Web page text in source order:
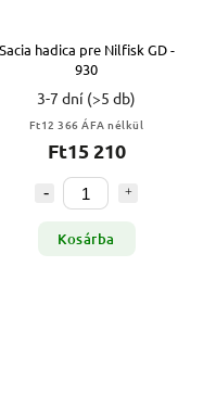
Sacia hadica pre Nilfisk GD -
930
3-7 dní (>5 db)
Ft12 366 ÁFA nélkül
Ft15 210
Kosárba